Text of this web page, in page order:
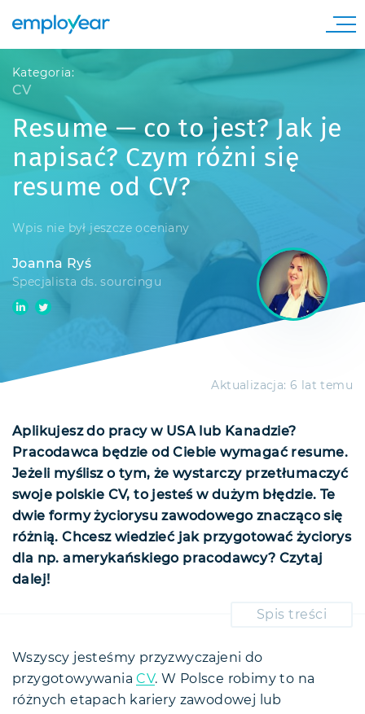
Kategoria:
CV
Resume — co to jest? Jak je
napisać? Czym różni się
resume od CV?
Wpis nie był jeszcze oceniany
Joanna Ryś
Specjalista ds. sourcingu
Aktualizacja: 6 lat temu
Aplikujesz do pracy w USA lub Kanadzie?
Pracodawca będzie od Ciebie wymagać resume.
Jeżeli myślisz o tym, że wystarczy przetłumaczyć
swoje polskie CV, to jesteś w dużym błędzie. Te
dwie formy życiorysu zawodowego znacząco się
różnią. Chcesz wiedzieć jak przygotować życiorys
dla np. amerykańskiego pracodawcy? Czytaj
dalej!
Spis treści
Kiedy stosujemy resume?
Budowa resume
Dane osobowe — czyli personal
Resume — co z pozostałymi sekcjami?
Wszyscy jesteśmy przyzwyczajeni do
przygotowywaniaCV. W Polsce robimy to na
różnych etapach kariery zawodowej lub